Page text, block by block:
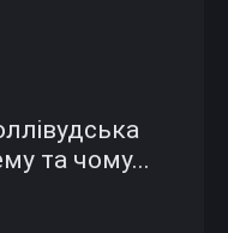
та чому...